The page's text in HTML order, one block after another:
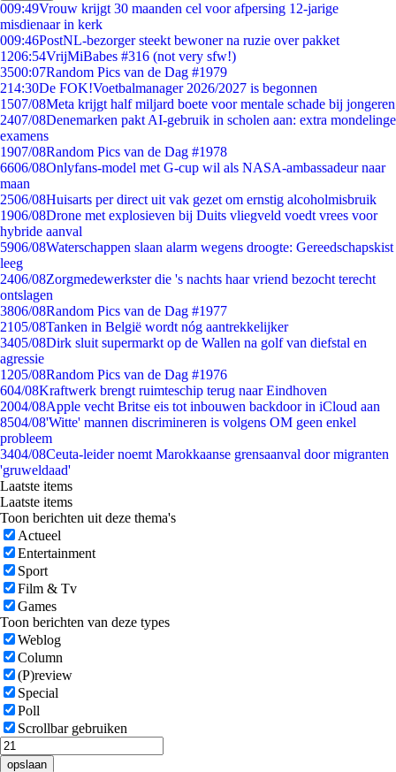
009:49Vrouw krijgt 30 maanden cel voor afpersing 12-jarige
misdienaar in kerk
009:46PostNL-bezorger steekt bewoner na ruzie over pakket
1206:54VrijMiBabes #316 (not very sfw!)
3500:07Random Pics van de Dag #1979
214:30De FOK!Voetbalmanager 2026/2027 is begonnen
1507/08Meta krijgt half miljard boete voor mentale schade bij jongeren
2407/08Denemarken pakt AI-gebruik in scholen aan: extra mondelinge
examens
1907/08Random Pics van de Dag #1978
6606/08Onlyfans-model met G-cup wil als NASA-ambassadeur naar
maan
2506/08Huisarts per direct uit vak gezet om ernstig alcoholmisbruik
1906/08Drone met explosieven bij Duits vliegveld voedt vrees voor
hybride aanval
5906/08Waterschappen slaan alarm wegens droogte: Gereedschapskist
leeg
2406/08Zorgmedewerkster die 's nachts haar vriend bezocht terecht
ontslagen
3806/08Random Pics van de Dag #1977
2105/08Tanken in België wordt nóg aantrekkelijker
3405/08Dirk sluit supermarkt op de Wallen na golf van diefstal en
agressie
1205/08Random Pics van de Dag #1976
604/08Kraftwerk brengt ruimteschip terug naar Eindhoven
2004/08Apple vecht Britse eis tot inbouwen backdoor in iCloud aan
8504/08'Witte' mannen discrimineren is volgens OM geen enkel
probleem
3404/08Ceuta-leider noemt Marokkaanse grensaanval door migranten
'gruweldaad'
Laatste items
Laatste items
Toon berichten uit deze thema's
Actueel
Entertainment
Sport
Film & Tv
Games
Toon berichten van deze types
Weblog
Column
(P)review
Special
Poll
Scrollbar gebruiken
opslaan